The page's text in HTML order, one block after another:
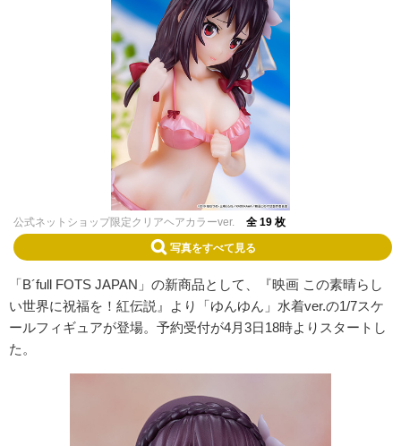
公式ネットショップ限定クリアヘアカラーver. 全 19 枚
写真をすべて見る
「B´full FOTS JAPAN」の新商品として、『映画 この素晴らし
い世界に祝福を！紅伝説』より「ゆんゆん」水着ver.の1/7スケ
ールフィギュアが登場。予約受付が4月3日18時よりスタートし
た。